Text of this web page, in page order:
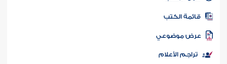
المكتبة
الكتب
موضوعي